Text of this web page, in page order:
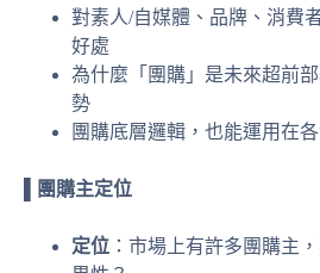
對素人/自媒體、品牌、消費
好處
為什麼「團購」是未來超前
勢
團購底層邏輯，也能運用在
▌團購主定位
定位 ：市場上有許多團購主